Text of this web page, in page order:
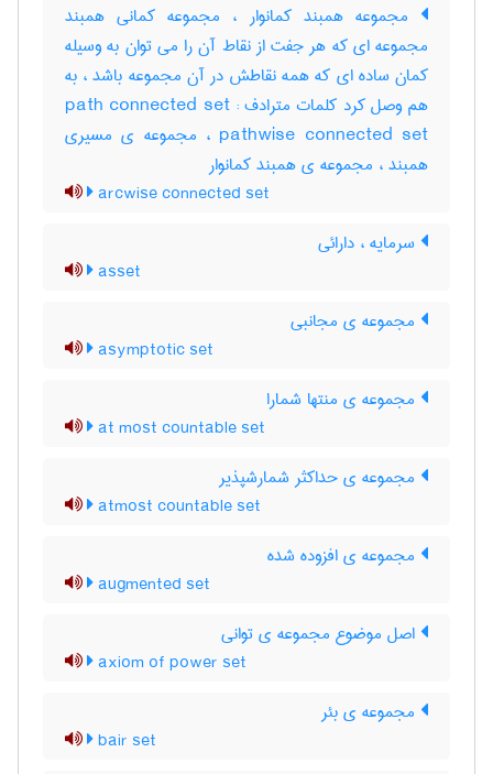
مجموعه همبند کمانوار ، مجموعه کمانی همبند
مجموعه ای که هر جفت از نقاط آن را می توان به وسیله
کمان ساده ای که همه نقاطش در آن مجموعه باشد ، به
هم وصل کرد کلمات مترادف : path connected set
pathwise connected set ، مجموعه ی مسیری
همبند ، مجموعه ی همبند کمانوار
arcwise connected set
سرمایه ، دارائی
asset
مجموعه ی مجانبی
asymptotic set
مجموعه ی منتها شمارا
at most countable set
مجموعه ی حداکثر شمارشپذیر
atmost countable set
مجموعه ی افزوده شده
augmented set
اصل موضوع مجموعه ی توانی
axiom of power set
مجموعه ی بئر
bair set